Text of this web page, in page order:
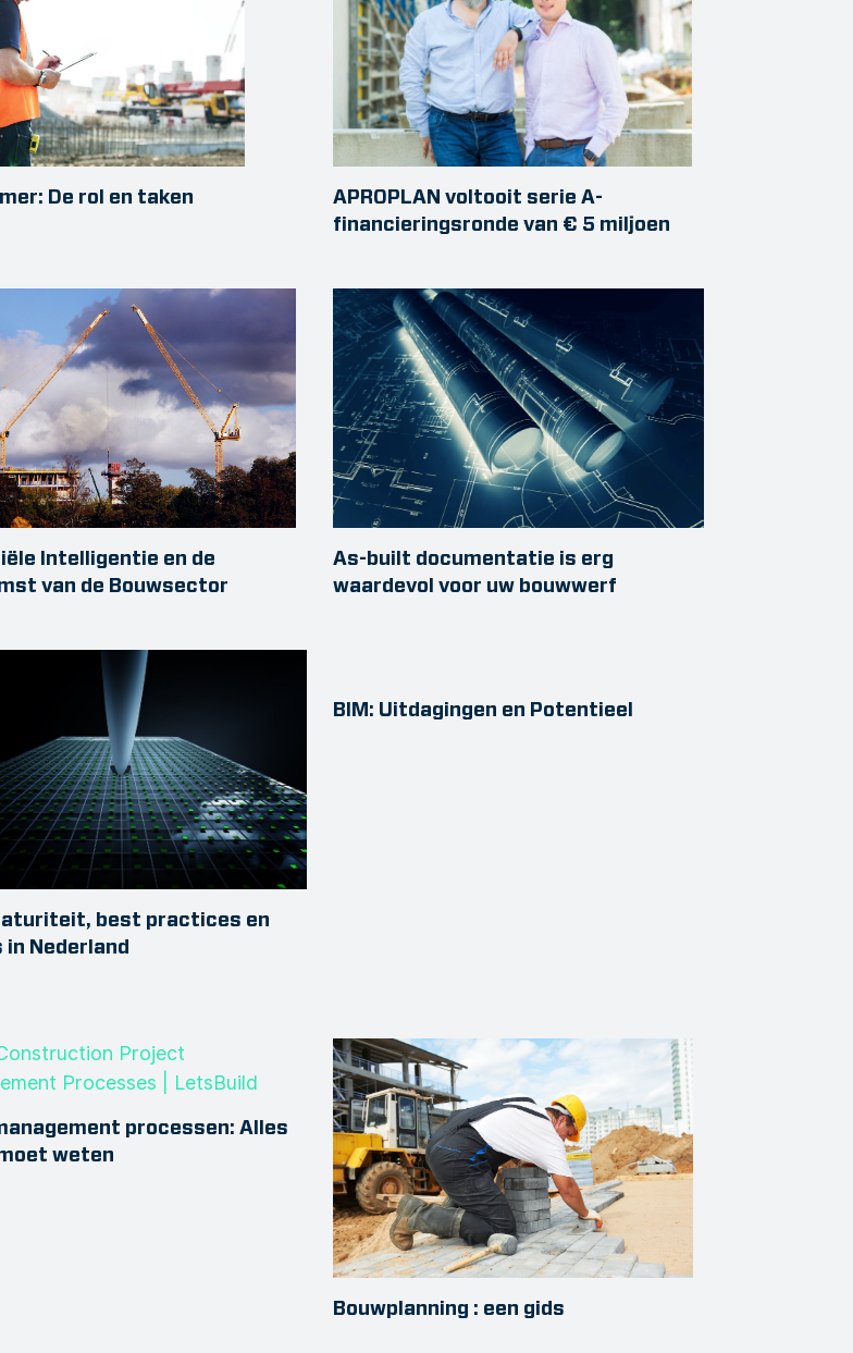
De rol en taken
APROPLAN voltooit serie A-
financieringsronde van € 5 miljoen
Intelligentie en de
van de Bouwsector
As-built documentatie is erg
waardevol voor uw bouwwerf
best practices en
Nederland
BIM: Uitdagingen en Potentieel
processen: Alles
weten
Bouwplanning : een gids